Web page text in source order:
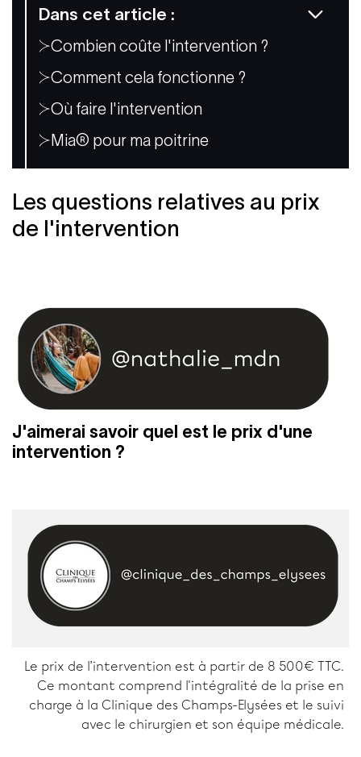
Dans cet article :
Combien coûte l'intervention ?
Comment cela fonctionne ?
Où faire l'intervention
Mia® pour ma poitrine
Les questions relatives au prix
de l'intervention
J'aimerai savoir quel est le prix d'une
intervention ?
Le prix de l’intervention est à partir de 8 500€ TTC.
Ce montant comprend l'intégralité de la prise en
charge à la Clinique des Champs-Elysées et le suivi
avec le chirurgien et son équipe médicale.